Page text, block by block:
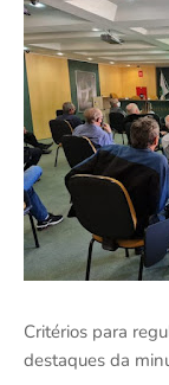
Critérios para
destaques da